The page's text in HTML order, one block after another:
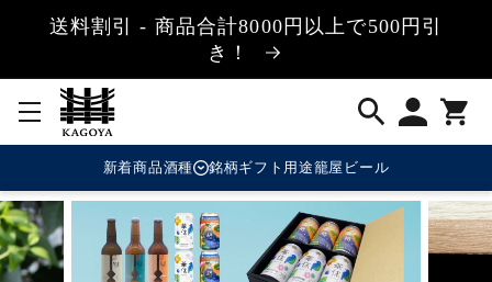
ンツに
送料割引 - 商品合計8000円以上で500円引
き！
新着商品酒種
日本酒
焼酎
銘柄ギフト用途籠屋ビール